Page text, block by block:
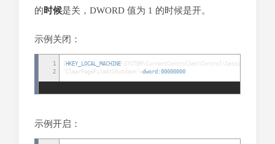
的时候是关，DWORD 值为 1 的时候是开。
示例关闭：
1
2
[ HKEY_LOCAL_MACHINE\SYSTEM\CurrentControlSet\Control\Session
"ClearPageFileAtShutdown" =dword:00000000
示例开启：